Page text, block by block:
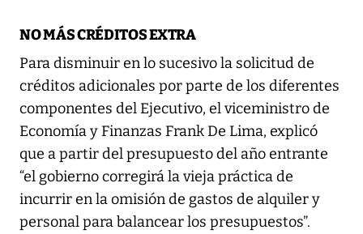
NO MÁS CRÉDITOS EXTRA
Para disminuir en lo sucesivo la solicitud de
créditos adicionales por parte de los diferentes
componentes del Ejecutivo, el viceministro de
Economía y Finanzas Frank De Lima, explicó
que a partir del presupuesto del año entrante
“el gobierno corregirá la vieja práctica de
incurrir en la omisión de gastos de alquiler y
personal para balancear los presupuestos”.